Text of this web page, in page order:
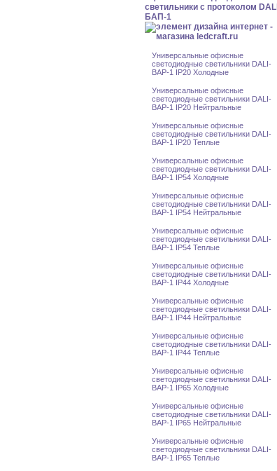
светильники с протоколом DALI
БАП-1
Универсальные офисные
светодиодные светильники DALI-
BAP-1 IP20 Холодные
Универсальные офисные
светодиодные светильники DALI-
BAP-1 IP20 Нейтральные
Универсальные офисные
светодиодные светильники DALI-
BAP-1 IP20 Теплые
Универсальные офисные
светодиодные светильники DALI-
BAP-1 IP54 Холодные
Универсальные офисные
светодиодные светильники DALI-
BAP-1 IP54 Нейтральные
Универсальные офисные
светодиодные светильники DALI-
BAP-1 IP54 Теплые
Универсальные офисные
светодиодные светильники DALI-
BAP-1 IP44 Холодные
Универсальные офисные
светодиодные светильники DALI-
BAP-1 IP44 Нейтральные
Универсальные офисные
светодиодные светильники DALI-
BAP-1 IP44 Теплые
Универсальные офисные
светодиодные светильники DALI-
BAP-1 IP65 Холодные
Универсальные офисные
светодиодные светильники DALI-
BAP-1 IP65 Нейтральные
Универсальные офисные
светодиодные светильники DALI-
BAP-1 IP65 Теплые